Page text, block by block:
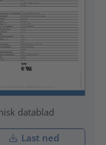
datablad
Last ned